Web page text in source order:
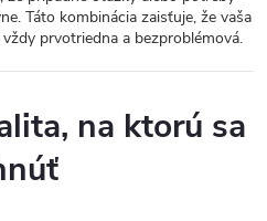
Táto kombinácia zaisťuje, že vaša
prvotriedna a bezproblémová.
na ktorú sa